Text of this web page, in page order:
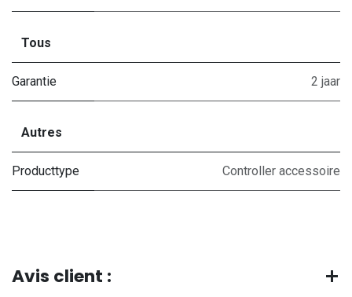
Tous
Garantie 2 jaar
Autres
Producttype Controller accessoire
Avis client :